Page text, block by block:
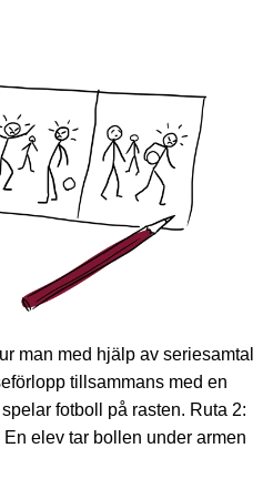
man med hjälp av seriesamtal
tillsammans med en
fotboll på rasten. Ruta 2:
elev tar bollen under armen